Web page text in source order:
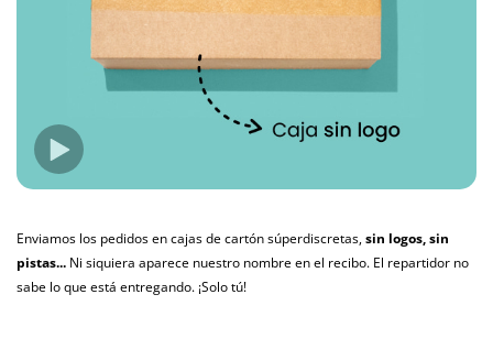
Enviamos los pedidos en cajas de cartón súperdiscretas,sin logos, sin
pistas... Ni siquiera aparece nuestro nombre en el recibo. El repartidor no
sabe lo que está entregando. ¡Solo tú!